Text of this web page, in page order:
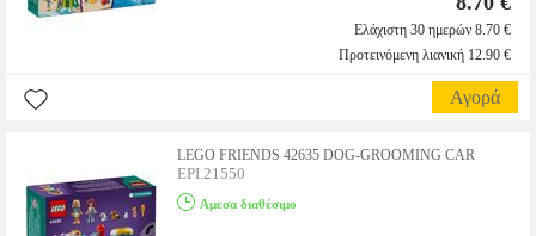
Ελάχιστη 30 ημερών 8.70 €
Προτεινόμενη λιανική 12.90 €
Αγορά
LEGO FRIENDS 42635 DOG-GROOMING CAR
EPI.21550
Αμεσα διαθέσιμο